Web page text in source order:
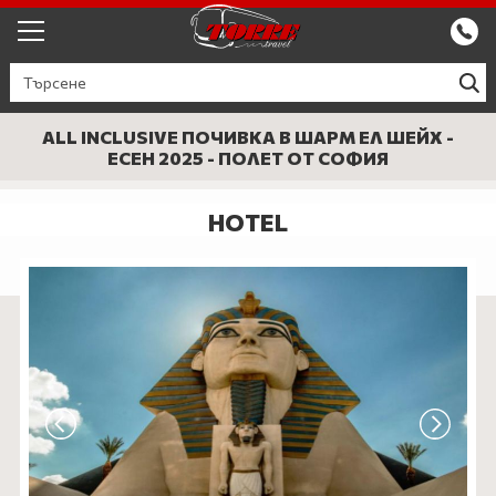
ЕКСКУРЗИИ ОТ ПЛОВДИВ
КРУИЗИ
ЕВРОПА
ТУРЦИЯ
СЕПТЕМВРИЙСКИ ПРАЗНИЦИ
ПОЧИВКИ В ТУРЦИЯ 2026
ALL INCLUSIVE ПОЧИВКА В ШАРМ ЕЛ ШЕЙХ -
ЕСЕН 2025 - ПОЛЕТ ОТ СОФИЯ
HOTEL